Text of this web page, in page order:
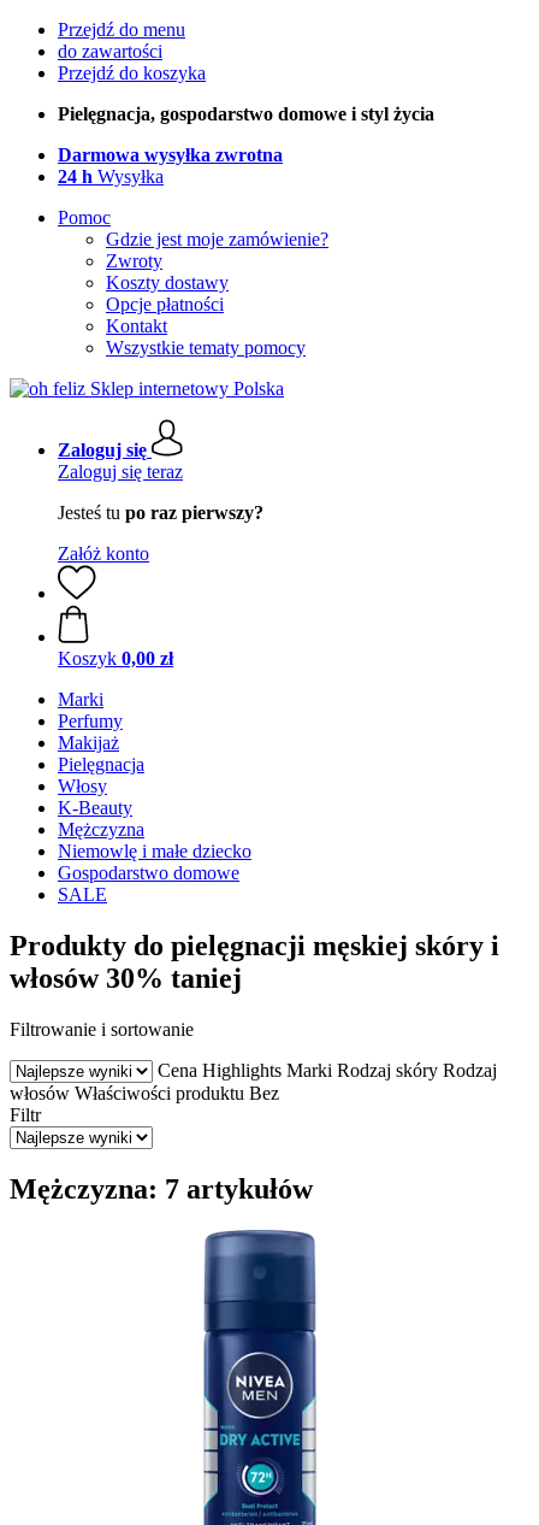
Przejdź do menu
do zawartości
Przejdź do koszyka
Pielęgnacja, gospodarstwo domowe i styl życia
Darmowa wysyłka zwrotna
24 h Wysyłka
Pomoc
Gdzie jest moje zamówienie?
Zwroty
Koszty dostawy
Opcje płatności
Kontakt
Wszystkie tematy pomocy
Zaloguj się
Zaloguj się teraz
Jesteś tu po raz pierwszy?
Załóż konto
Koszyk 0,00 zł
Marki
Perfumy
Makijaż
Pielęgnacja
Włosy
K-Beauty
Mężczyzna
Niemowlę i małe dziecko
Gospodarstwo domowe
SALE
Produkty do pielęgnacji męskiej skóry i
włosów 30% taniej
Filtrowanie i sortowanie
Cena Highlights Marki Rodzaj skóry Rodzaj
włosów Właściwości produktu Bez
Filtr
Mężczyzna: 7 artykułów